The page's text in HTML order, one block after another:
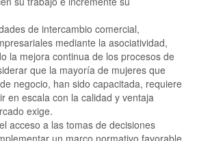
de intercambio comercial,
mediante la asociatividad,
la mejora continua de los procesos de
que la mayoría de mujeres que
negocio, han sido capacitada, requiere
en escala con la calidad y ventaja
exige.
acceso a las tomas de decisiones
un marco normativo favorable